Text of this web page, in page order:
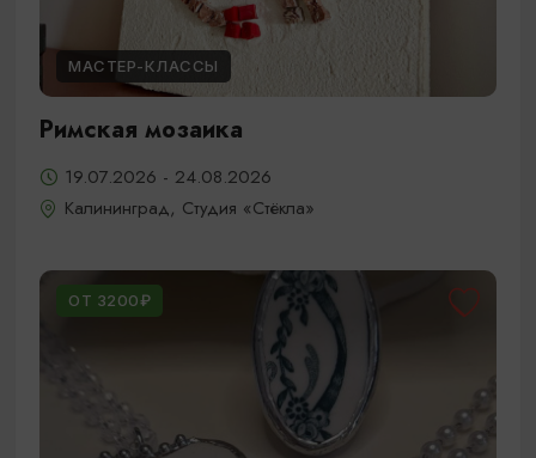
МАСТЕР-КЛАССЫ
Римская мозаика
19.07.2026 - 24.08.2026
Калининград, Студия «Стёкла»
ОТ 3200₽